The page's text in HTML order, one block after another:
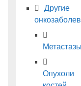
Другие
Опухоли